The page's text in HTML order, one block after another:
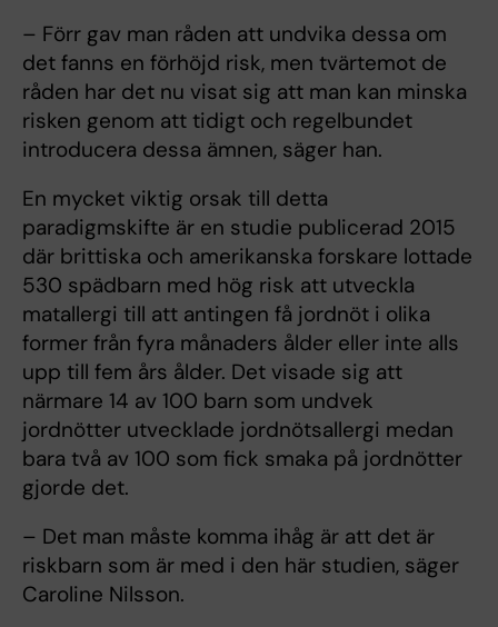
– Förr gav man råden att undvika dessa om
det fanns en förhöjd risk, men tvärtemot de
råden har det nu visat sig att man kan minska
risken genom att tidigt och regelbundet
introducera dessa ämnen, säger han.
En mycket viktig orsak till detta
paradigmskifte är en studie publicerad 2015
där brittiska och amerikanska forskare lottade
530 spädbarn med hög risk att utveckla
matallergi till att antingen få jordnöt i olika
former från fyra månaders ålder eller inte alls
upp till fem års ålder. Det visade sig att
närmare 14 av 100 barn som undvek
jordnötter utvecklade jordnötsallergi medan
bara två av 100 som fick smaka på jordnötter
gjorde det.
– Det man måste komma ihåg är att det är
riskbarn som är med i den här studien, säger
Caroline Nilsson.